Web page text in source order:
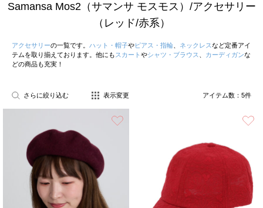
Samansa Mos2（サマンサ モスモス）/アクセサリー
（レッド/赤系）
アクセサリーの一覧です。 ハット・帽子やピアス・指輪 ネックレスなど定番アイ
テムを取り揃えております。他にも スカート やシャツ・ブラウス カーディガンな
どの商品も充実！
さらに絞り込む 表示変更 アイテム数： 5件